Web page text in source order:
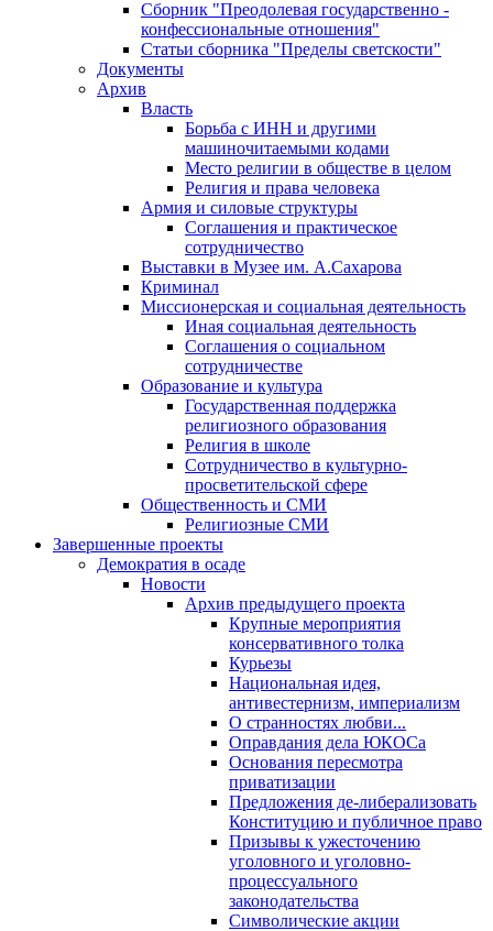
Сборник "Преодолевая государственно -
конфессиональные отношения"
Статьи сборника "Пределы светскости"
Документы
Архив
Власть
Борьба с ИНН и другими
машиночитаемыми кодами
Место религии в обществе в целом
Религия и права человека
Армия и силовые структуры
Соглашения и практическое
сотрудничество
Выставки в Музее им. А.Сахарова
Криминал
Миссионерская и социальная деятельность
Иная социальная деятельность
Соглашения о социальном
сотрудничестве
Образование и культура
Государственная поддержка
религиозного образования
Религия в школе
Сотрудничество в культурно-
просветительской сфере
Общественность и СМИ
Религиозные СМИ
Завершенные проекты
Демократия в осаде
Новости
Архив предыдущего проекта
Крупные мероприятия
консервативного толка
Курьезы
Национальная идея,
антивестернизм, империализм
О странностях любви...
Оправдания дела ЮКОСа
Основания пересмотра
приватизации
Предложения де-либерализовать
Конституцию и публичное право
Призывы к ужесточению
уголовного и уголовно-
процессуального
законодательства
Символические акции